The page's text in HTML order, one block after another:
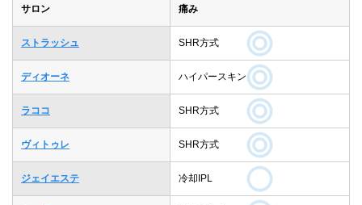
サロン 痛み
ストラッシュ SHR方式
ディオーネ ハイパースキン
ラココ SHR方式
ヴィトゥレ SHR方式
ジェイエステ 冷却IPL